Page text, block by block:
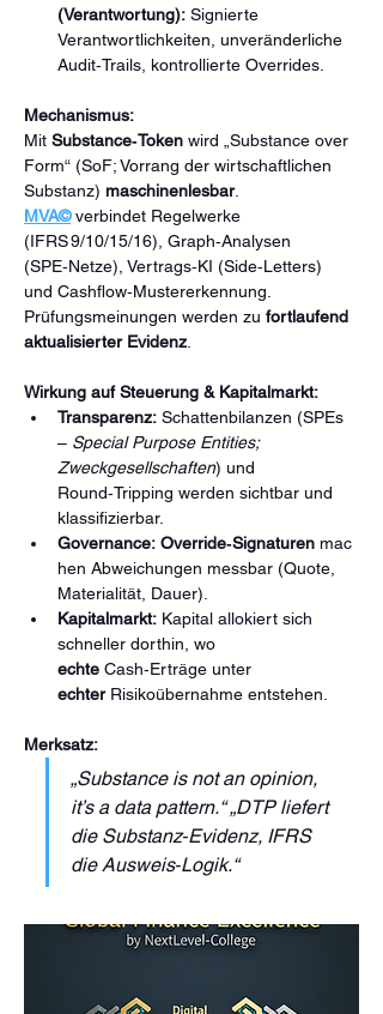
(Verantwortung): Signierte
Verantwortlichkeiten, unveränderliche
Audit‑Trails, kontrollierte Overrides.
Mechanismus:
Mit Substance‑Token wird „Substance over
Form“ (SoF; Vorrang der wirtschaftlichen
Substanz) maschinenlesbar.
MVA© verbindet Regelwerke
(IFRS 9/10/15/16), Graph‑Analysen
(SPE‑Netze), Vertrags‑KI (Side‑Letters)
und Cashflow‑Mustererkennung.
Prüfungsmeinungen werden zu fortlaufend
aktualisierter Evidenz
Wirkung auf Steuerung & Kapitalmarkt:
Transparenz: Schattenbilanzen (SPEs
– Special Purpose Entities;
Zweckgesellschaften) und
Round‑Tripping werden sichtbar und
klassifizierbar.
Governance: Override‑Signaturen mac
hen Abweichungen messbar (Quote,
Materialität, Dauer).
Kapitalmarkt: Kapital allokiert sich
schneller dorthin, wo
echte Cash‑Erträge unter
echter Risikoübernahme entstehen.
Merksatz:
„Substance is not an opinion,
it’s a data pattern.“ „DTP liefert
die Substanz‑Evidenz, IFRS
die Ausweis‑Logik.“